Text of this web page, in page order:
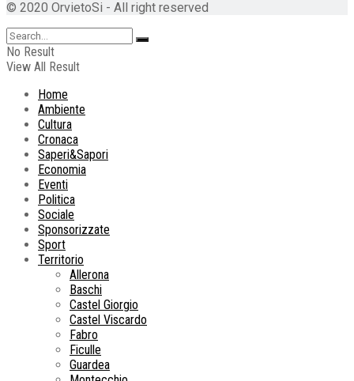
© 2020 OrvietoSi - All right reserved
No Result
View All Result
Home
Ambiente
Cultura
Cronaca
Saperi&Sapori
Economia
Eventi
Politica
Sociale
Sponsorizzate
Sport
Territorio
Allerona
Baschi
Castel Giorgio
Castel Viscardo
Fabro
Ficulle
Guardea